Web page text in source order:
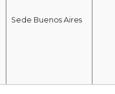
Sede Buenos Aires